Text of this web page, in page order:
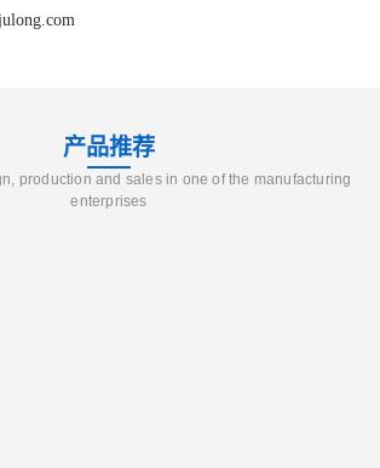
产品推荐
production and sales in one of the manufacturing
enterprises